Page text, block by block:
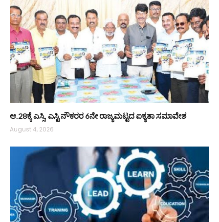
ಆ.28ಕ್ಕೆ ಎಸ್ಸಿ, ಎಸ್ಟಿ ನೌಕರರ 6ನೇ ರಾಜ್ಯಮಟ್ಟದ ಐಕ್ಯತಾ ಸಮಾವೇಶ
August 4, 2026